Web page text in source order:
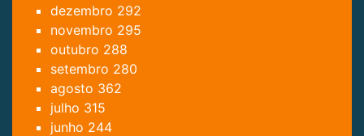
dezembro 292
novembro 295
outubro 288
setembro 280
agosto 362
julho 315
junho 244